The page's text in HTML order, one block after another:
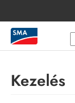
Kezelés
A